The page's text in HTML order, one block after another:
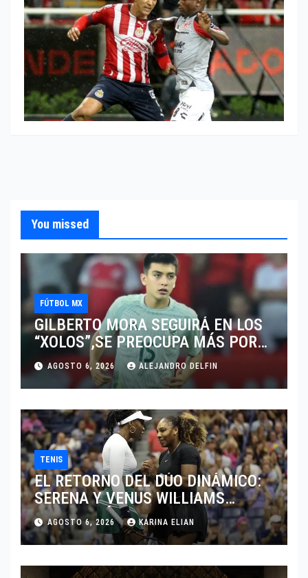
You missed
FÚTBOL MX
GILBERTO MORA SEGUIRÁ EN LOS
“XOLOS”,SE PREOCUPA MÁS POR
JUGAR EN SU EQUIPO.
AGOSTO 6, 2026 ALEJANDRO DELFIN
TENIS
EL RETORNO DEL DÚO DINÁMICO:
SERENA Y VENUS WILLIAMS
DISPUTARÁN LOS DOBLES EN
CINCINNATI 2026
AGOSTO 6, 2026 KARINA ELIAN